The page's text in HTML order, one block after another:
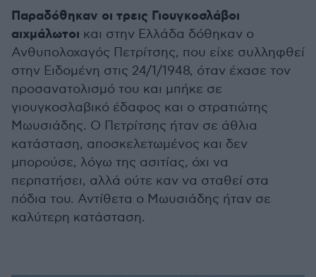
Παραδόθηκαν οι τρεις Γιουγκοσλάβοι
αιχμάλωτοι και στην Ελλάδα δόθηκαν ο
Ανθυπολοχαγός Πετρίτσης, που είχε συλληφθεί
στην Ειδομένη στις 24/1/1948, όταν έχασε τον
προσανατολισμό του και μπήκε σε
γιουγκοσλαβικό έδαφος και ο στρατιώτης
Μωυσιάδης. Ο Πετρίτσης ήταν σε άθλια
κατάσταση, αποσκελετωμένος και δεν
μπορούσε, λόγω της ασιτίας, όχι να
περπατήσει, αλλά ούτε καν να σταθεί στα
πόδια του. Αντίθετα ο Μωυσιάδης ήταν σε
καλύτερη κατάσταση.